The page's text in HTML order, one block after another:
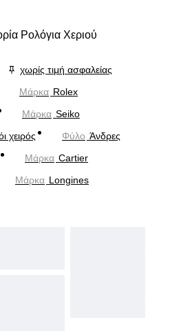
Ρολόγια Χεριού
χωρίς τιμή ασφαλείας
Μάρκα Rolex
Μάρκα Seiko
χειρός Φύλο Άνδρες
Μάρκα Cartier
Μάρκα Longines